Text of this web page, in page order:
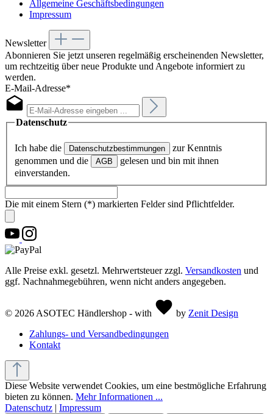
Allgemeine Geschäftsbedingungen
Impressum
Newsletter
Abonnieren Sie jetzt unseren regelmäßig erscheinenden Newsletter,
um rechtzeitig über neue Produkte und Angebote informiert zu
werden.
E-Mail-Adresse*
Datenschutz
Ich habe die Datenschutzbestimmungen
zur Kenntnis
genommen und die
AGB
gelesen und bin mit ihnen
einverstanden.
Die mit einem Stern (*) markierten Felder sind Pflichtfelder.
Alle Preise exkl. gesetzl. Mehrwertsteuer zzgl. Versandkosten und
ggf. Nachnahmegebühren, wenn nicht anders angegeben.
© 2026 ASOTEC Händlershop - with by Zenit Design
Zahlungs- und Versandbedingungen
Kontakt
Diese Website verwendet Cookies, um eine bestmögliche Erfahrung
bieten zu können. Mehr Informationen ...
Datenschutz | Impressum